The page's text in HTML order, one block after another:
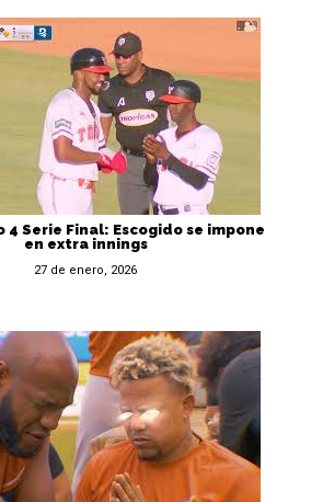
4 Serie Final: Escogido se impone
en extra innings
27 de enero, 2026